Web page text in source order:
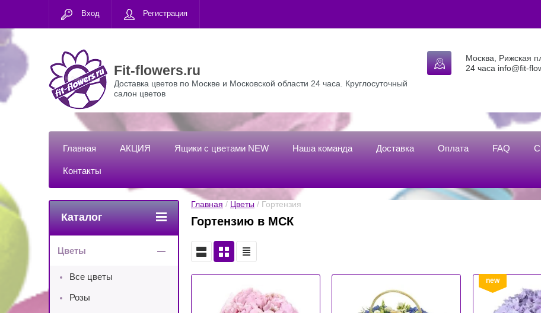
Вход Регистрация
Fit-flowers.ru
Доставка цветов по Москве и Московской области 24 часа. Круглосуточный
салон цветов
Москва, Рижская
24 часа info@fit-
Главная АКЦИЯ Ящики с цветами NEW Наша команда Доставка Оплата FAQ
Контакты
Главная / Цветы / Гортензия
Гортензию в МСК
new
Каталог
Цветы
Все цветы
Розы